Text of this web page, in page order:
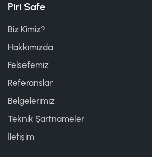
Piri Safe
Biz Kimiz?
Hakkımızda
Felsefemiz
Referanslar
Belgelerimiz
Teknik Şartnameler
İletişim